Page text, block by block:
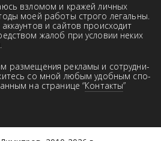
взломом и кражей лич­ных
моей работы строго ле­галь­ны.
и сай­тов про­ис­хо­дит
жа­лоб при ус­ло­вии неких
размещения рекламы и сот­руд­ни­
со мной любым удоб­ным спо­
на странице “Контакты”